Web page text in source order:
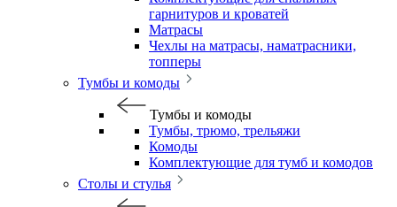
гарнитуров и кроватей
Матрасы
Чехлы на матрасы, наматрасники,
топперы
Тумбы и комоды
Тумбы и комоды
Тумбы, трюмо, трельяжи
Комоды
Комплектующие для тумб и комодов
Столы и стулья